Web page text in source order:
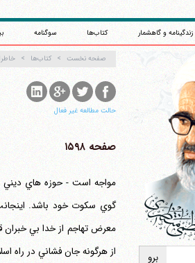
زندگینامه و گاهشمار کتاب‌ها سوگنامه
صفحه نخست کتاب‌ها
حالت مطالعه غیر فعال
صفحه ۱۵۹۸
مواجه است - حوزه هاي ديني
معرض تهاجم از خدا بي خبران
از هرگونه جان فشاني در راه